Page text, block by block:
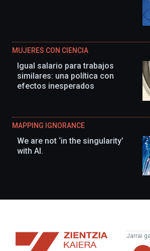
MUJERES CON CIENCIA
Igual salario para trabajos
similares: una política con
efectos inesperados
MAPPING IGNORANCE
We are not ‘in the singularity’
with AI.
Zientzia
Kaiera
Jarrai